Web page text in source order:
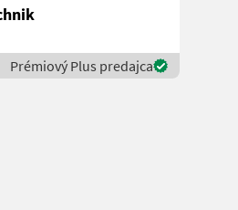
Prémiový Plus predajca